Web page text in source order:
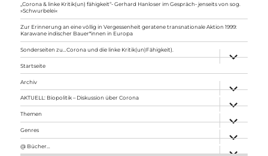
„Corona & linke Kritik(un) fähigkeit“- Gerhard Hanloser im Gespräch- jenseits von sog.
»Schwurbelei«
Zur Erinnerung an eine völlig in Vergessenheit geratene transnationale Aktion 1999:
Karawane indischer Bauer*innen in Europa
Sonderseiten zu…Corona und die linke Kritik(un)Fähigkeit).
anzeigen
Startseite
Archiv
anzeigen
AKTUELL: Biopolitik – Diskussion über Corona
anzeigen
Themen
anzeigen
Genres
anzeigen
@ Bücher…